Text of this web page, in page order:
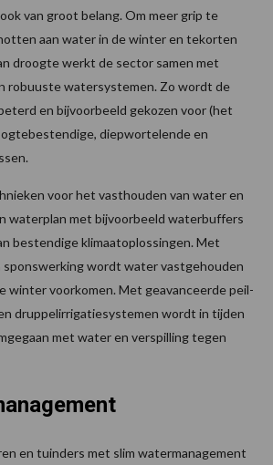
van groot belang. Om meer grip te
aan water in de winter en tekorten
droogte werkt de sector samen met
robuuste watersystemen. Zo wordt de
en bijvoorbeeld gekozen voor (het
diepwortelende en
voor het vasthouden van water en
waterplan met bijvoorbeeld waterbuffers
bestendige klimaatoplossingen. Met
wordt water vastgehouden
winter voorkomen. Met geavanceerde peil-
druppelirrigatiesystemen wordt in tijden
met water en verspilling tegen
en tuinders met slim watermanagement